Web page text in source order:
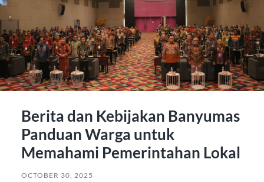
Berita dan Kebijakan Banyumas
Panduan Warga untuk
Memahami Pemerintahan Lokal
OCTOBER 30, 2025